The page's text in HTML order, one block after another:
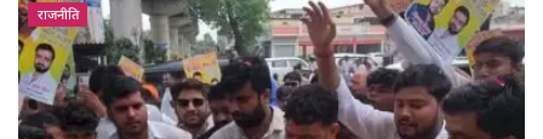
राजनीति